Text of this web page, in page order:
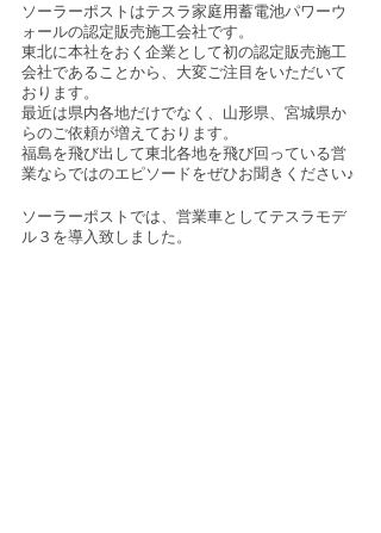
ソーラーポストはテスラ家庭用蓄電池パワーウ
ォールの認定販売施工会社です。
東北に本社をおく企業として初の認定販売施工
会社であることから、大変ご注目をいただいて
おります。
最近は県内各地だけでなく、山形県、宮城県か
らのご依頼が増えております。
福島を飛び出して東北各地を飛び回っている営
業ならではのエピソードをぜひお聞きください♪
ソーラーポストでは、営業車としてテスラモデ
ル３を導入致しました。